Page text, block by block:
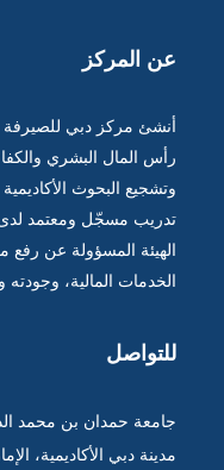
عن المركز
أنشئ مركز دبي للصيرفة
رأس المال البشري
وتشجيع البحوث
الهيئة المسؤولة عن رفع
الخدمات المالية، وجودته
للتواصل
جامعة حمدان بن محمد
مدينة دبي الأكاديمية،